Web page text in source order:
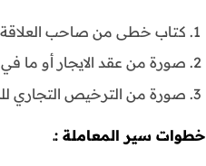
كتاب خطى من صاحب
صورة من عقد الايجار أو ما
صورة من الترخيص التجاري
خطوات سير المعاملة :ـ